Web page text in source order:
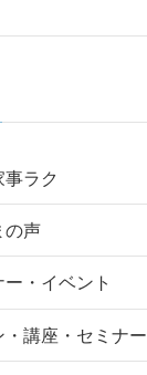
ラク
の声
・イベント
講座・セミナー